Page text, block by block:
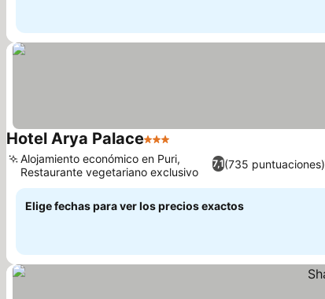
Hotel Arya Palace3 Estrellas
7,1(735 puntuaciones)
Alojamiento económico en Puri,
Restaurante vegetariano exclusivo
Elige fechas para ver los precios exactos